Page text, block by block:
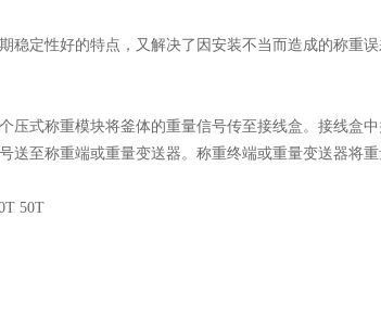
稳定性好的特点，又解决了因安装不当而造成的称重
压式称重模块将釜体的重量信号传至接线盒。接线盒
送至称重端或重量变送器。称重终端或重量变送器将
50T